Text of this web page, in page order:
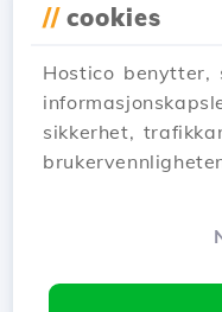
// cookies
Hostico benytter,
sikkerhet,